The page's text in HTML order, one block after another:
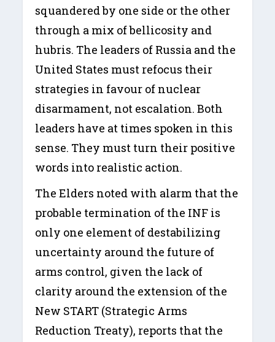
squandered by one side or the other
through a mix of bellicosity and
hubris. The leaders of Russia and the
United States must refocus their
strategies in favour of nuclear
disarmament, not escalation. Both
leaders have at times spoken in this
sense. They must turn their positive
words into realistic action.
The Elders noted with alarm that the
probable termination of the INF is
only one element of destabilizing
uncertainty around the future of
arms control, given the lack of
clarity around the extension of the
New START (Strategic Arms
Reduction Treaty), reports that the